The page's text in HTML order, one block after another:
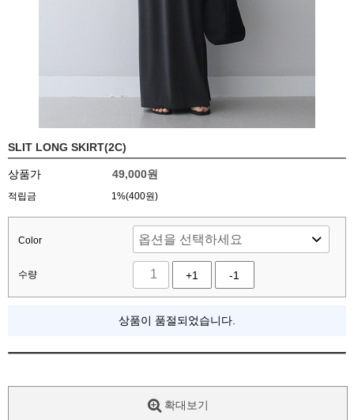
SLIT LONG SKIRT(2C)
상품가 49,000원
적립금 1%(400원)
Color
수량 +1 -1
상품이 품절되었습니다.
확대보기